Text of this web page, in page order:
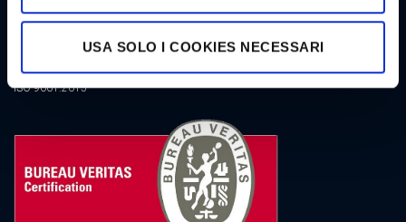
USA SOLO I COOKIES NECESSARI
ISO 9001:2015